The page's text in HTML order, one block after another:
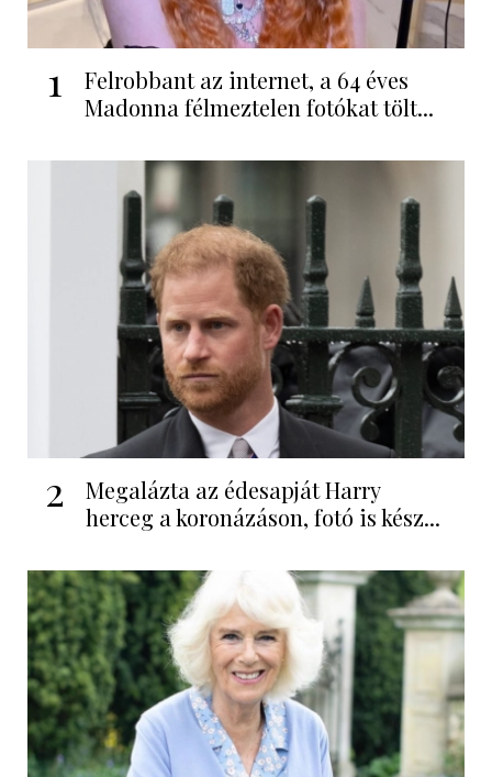
1
Felrobbant az internet, a 64 éves
Madonna félmeztelen fotókat tölt...
2
Megalázta az édesapját Harry
herceg a koronázáson, fotó is kész...